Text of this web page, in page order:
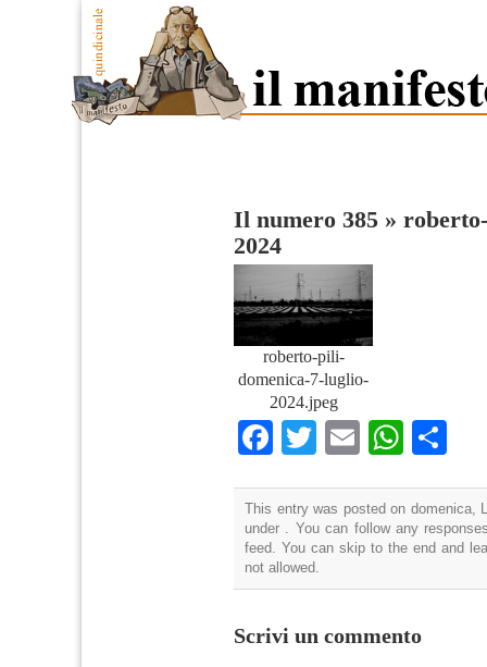
Il numero 385 »
2024
roberto-pili-
domenica-7-luglio-
2024.jpeg
Facebook
TwitterEmail
This entry was posted on domenica,
under . You can follow any
feed. You can skip to the end and
not allowed.
Scrivi un commento